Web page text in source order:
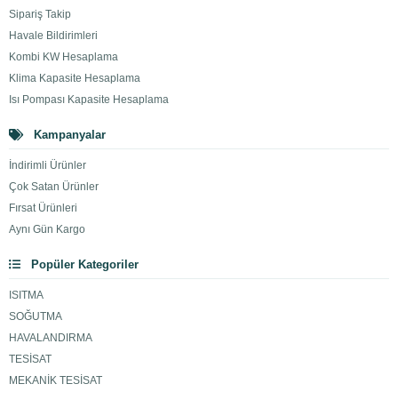
Sipariş Takip
Havale Bildirimleri
Kombi KW Hesaplama
Klima Kapasite Hesaplama
Isı Pompası Kapasite Hesaplama
Kampanyalar
İndirimli Ürünler
Çok Satan Ürünler
Fırsat Ürünleri
Aynı Gün Kargo
Popüler Kategoriler
ISITMA
SOĞUTMA
HAVALANDIRMA
TESİSAT
MEKANİK TESİSAT